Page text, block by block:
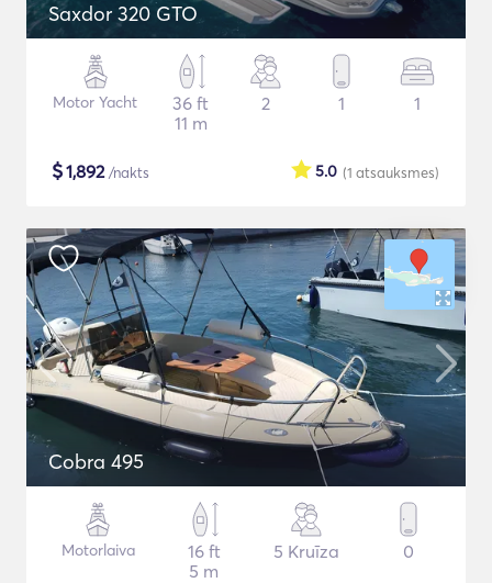
Saxdor 320 GTO
Motor Yacht
36 ft
11 m
2 1 1
$1,892/nakts (1 atsauksmes)
5.0
Cobra 495
Motorlaiva
16 ft
5 m
5 Kruīza 0